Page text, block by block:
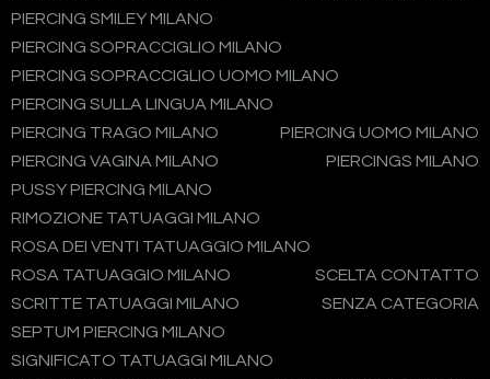
PIERCING SMILEY MILANO
PIERCING SOPRACCIGLIO MILANO
PIERCING SOPRACCIGLIO UOMO MILANO
PIERCING SULLA LINGUA MILANO
PIERCING TRAGO MILANO
PIERCING UOMO MILANO
PIERCING VAGINA MILANO
PIERCINGS MILANO
PUSSY PIERCING MILANO
RIMOZIONE TATUAGGI MILANO
ROSA DEI VENTI TATUAGGIO MILANO
ROSA TATUAGGIO MILANO
SCELTA CONTATTO
SCRITTE TATUAGGI MILANO
SENZA CATEGORIA
SEPTUM PIERCING MILANO
SIGNIFICATO TATUAGGI MILANO